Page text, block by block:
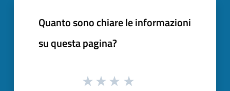
Quanto sono chiare le informazioni
su questa pagina?